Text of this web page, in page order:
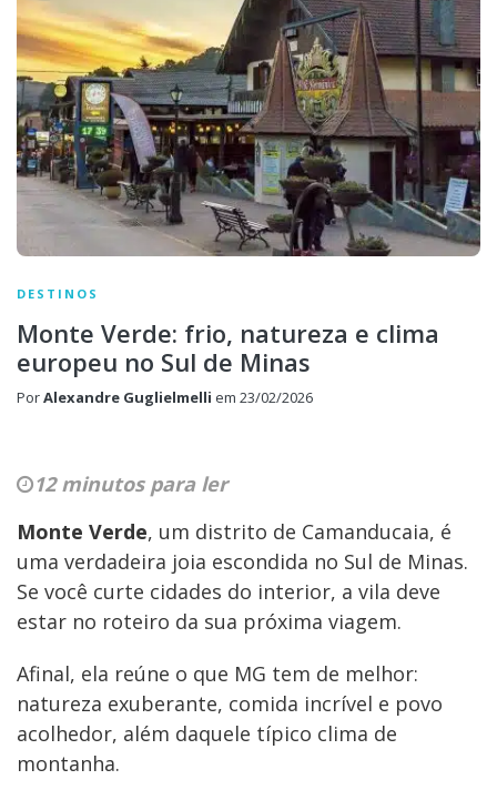
DESTINOS
Monte Verde: frio, natureza e clima
europeu no Sul de Minas
PorAlexandre Guglielmelli em 23/02/2026
12 minutos para ler
Monte Verde, um distrito de Camanducaia, é
uma verdadeira joia escondida no Sul de Minas.
Se você curte cidades do interior, a vila deve
estar no roteiro da sua próxima viagem.
Afinal, ela reúne o que MG tem de melhor:
natureza exuberante, comida incrível e povo
acolhedor, além daquele típico clima de
montanha.